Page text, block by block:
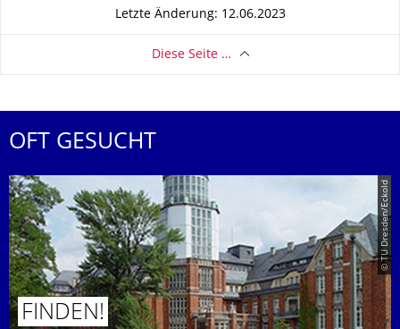
Letzte Änderung: 12.06.2023
Diese Seite …
OFT GESUCHT
© TU Dresden/Eckold
FINDEN!